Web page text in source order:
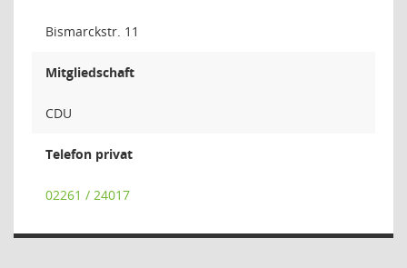
Bismarckstr. 11
Mitgliedschaft
CDU
Telefon privat
02261 / 24017